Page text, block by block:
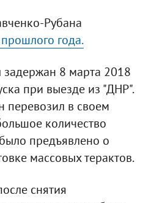
Рубана
года.
8 марта 2018
при выезде из "ДНР".
перевозил в своем
количество
предъявлено о
массовых терактов.
снятия